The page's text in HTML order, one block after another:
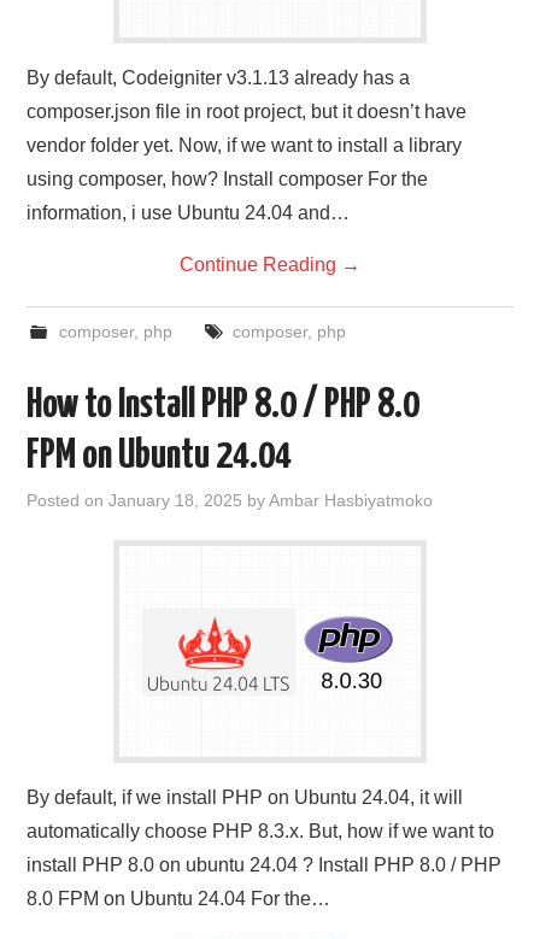
By default, Codeigniter v3.1.13 already has a
composer.json file in root project, but it doesn’t have
vendor folder yet. Now, if we want to install a library
using composer, how? Install composer For the
information, i use Ubuntu 24.04 and…
Continue Reading →
composer, php composer, php
How to Install PHP 8.0 / PHP 8.0
FPM on Ubuntu 24.04
Posted onJanuary 18, 2025 byAmbar Hasbiyatmoko
By default, if we install PHP on Ubuntu 24.04, it will
automatically choose PHP 8.3.x. But, how if we want to
install PHP 8.0 on ubuntu 24.04 ? Install PHP 8.0 / PHP
8.0 FPM on Ubuntu 24.04 For the…